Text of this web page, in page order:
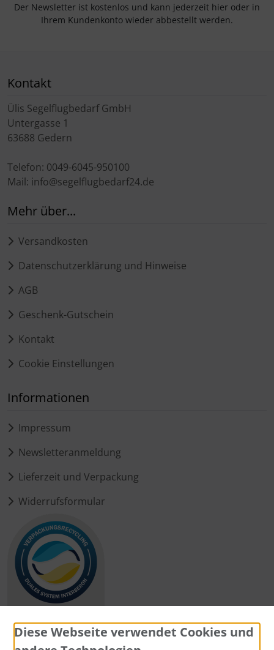
Der Newsletter ist kostenlos und kann jederzeit hier oder in
Ihrem Kundenkonto wieder abbestellt werden.
Kontakt
Ülis Segelflugbedarf GmbH
Untergasse 1
63688 Gedern
Telefon: 0049-6045-950100
Mail: info@segelflugbedarf24.de
Mehr über...
Versandkosten
Datenschutzerklärung und Hinweise
AGB
Geschenk-Gutschein
Kontakt
Cookie Einstellungen
Informationen
Impressum
Newsletteranmeldung
Lieferzeit und Verpackung
Widerrufsformular
Diese Webseite verwendet Cookies und